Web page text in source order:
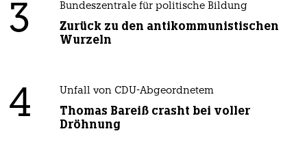
3 Bundeszentrale für politische Bildung
Zurück zu den antikommunistischen
Wurzeln
4 Unfall von CDU-Abgeordnetem
Thomas Bareiß crasht bei voller
Dröhnung